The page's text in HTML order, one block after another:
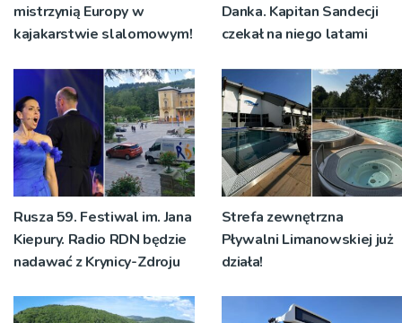
mistrzynią Europy w
kajakarstwie slalomowym!
Danka. Kapitan Sandecji
czekał na niego latami
Rusza 59. Festiwal im. Jana
Kiepury. Radio RDN będzie
nadawać z Krynicy-Zdroju
Strefa zewnętrzna
Pływalni Limanowskiej już
działa!